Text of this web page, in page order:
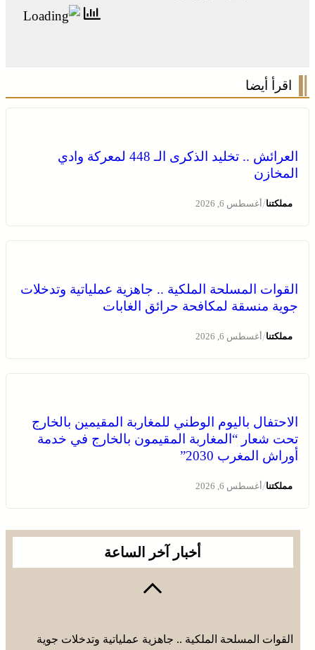
اقرأ أيضا
العرائش .. تخليد الذكرى الـ 448 لمعركة وادي
المخازن
مملكتنا/أغسطس 6, 2026
القوات المسلحة الملكية .. جاهزية عملياتية وتدخلات
جوية منسقة لمكافحة حرائق الغابات
مملكتنا/أغسطس 6, 2026
الاحتفال باليوم الوطني للمغاربة المقيمين بالخارج
تحت شعار “المغاربة المقيمون بالخارج في خدمة
أوراش المغرب 2030”
مملكتنا/أغسطس 6, 2026
أخبار آخر الساعة
“المغاربة المقيمون بالخارج في خدمة أوراش المغرب 2030”
العرائش .. تخليد الذكرى الـ 448 لمعركة وادي المخازن
القوات المسلحة الملكية .. جاهزية عملياتية وتدخلات جوية